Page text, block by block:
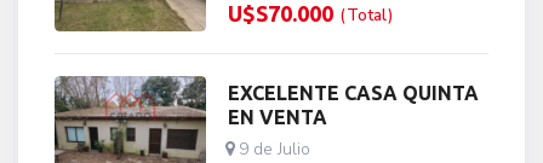
U$S70.000 (Total)
EXCELENTE CASA QUINTA
EN VENTA
9 de Julio